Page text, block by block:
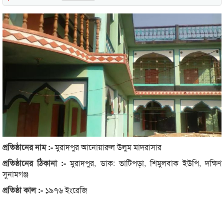
প্রতিষ্ঠানের নাম :-মুরাদপুর আনোয়ারুল উলুম মাদরাসার
প্রতিষ্ঠানের ঠিকানা :-মুরাদপুর, ডাক: ভাটিপড়া, শিমুলবাক ইউপি, দক্ষিণ
সুনামগঞ্জ
প্রতিষ্ঠা কাল :- ১৯৭৬ ইংরেজি